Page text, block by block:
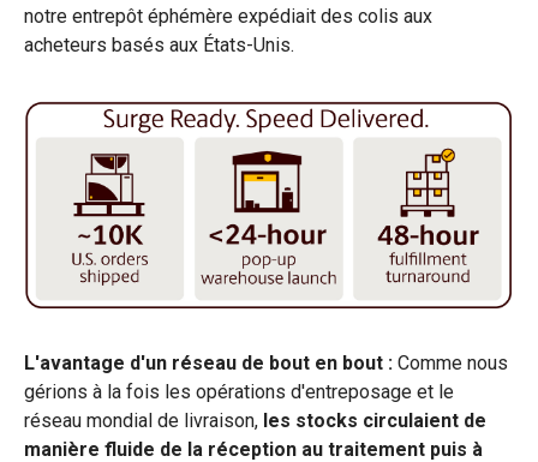
notre entrepôt éphémère expédiait des colis aux
acheteurs basés aux États-Unis.
L'avantage d'un réseau de bout en bout : Comme nous
gérions à la fois les opérations d'entreposage et le
réseau mondial de livraison, les stocks circulaient de
manière fluide de la réception au traitement puis à